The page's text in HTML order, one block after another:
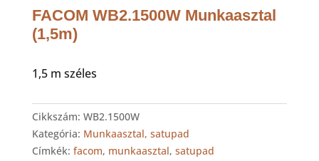
FACOM WB2.1500W Munkaasztal
(1,5m)
1,5 m széles
Cikkszám: WB2.1500W
Kategória: Munkaasztal, satupad
Címkék: facom, munkaasztal, satupad